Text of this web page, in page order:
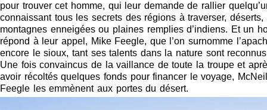
pour trouver cet homme, qui leur demande de rallier
connaissant tous les secrets des régions à traverser, déserts,
montagnes enneigées ou plaines remplies d’indiens. Et un
répond à leur appel, Mike Feegle, que l’on surnomme
encore le sioux, tant ses talents dans la nature sont
Une fois convaincus de la vaillance de toute la troupe et
avoir récoltés quelques fonds pour financer le voyage,
Feegle les emmènent aux portes du désert.